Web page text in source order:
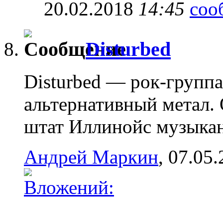
20.02.2018 14:45
Disturbed
Disturbed — рок-
альтернативный
штат Иллинойс
Андрей Маркин,